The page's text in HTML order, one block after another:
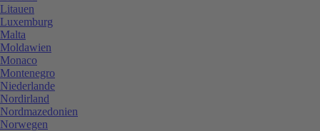
Litauen
Luxemburg
Malta
Moldawien
Monaco
Montenegro
Niederlande
Nordirland
Nordmazedonien
Norwegen